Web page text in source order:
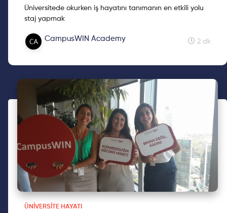
Üniversitede okurken iş hayatını tanımanın en etkili yolu
staj yapmak
Ben de bu yüzden bu yazıda kendi staj deneyimimi ve
bana kattıklarını paylaştım. Eğer senin de staj konusunda
CampusWIN Academy 2 dk
ÜNIVERSITE HAYATI